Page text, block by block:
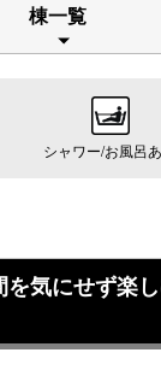
棟一覧
シャワー/お風呂
を気にせず